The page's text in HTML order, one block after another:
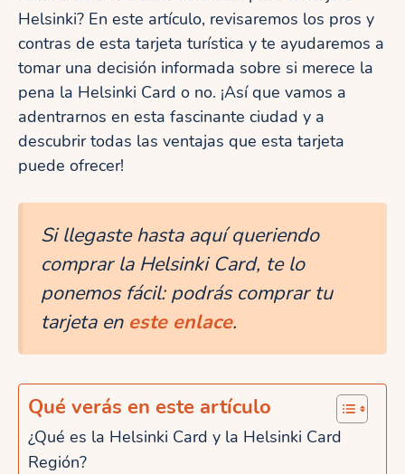
Helsinki? En este artículo, revisaremos los pros y
contras de esta tarjeta turística y te ayudaremos a
tomar una decisión informada sobre si merece la
pena la Helsinki Card o no. ¡Así que vamos a
adentrarnos en esta fascinante ciudad y a
descubrir todas las ventajas que esta tarjeta
puede ofrecer!
Si llegaste hasta aquí queriendo
comprar la Helsinki Card, te lo
ponemos fácil: podrás comprar tu
tarjeta en este enlace.
Qué verás en este artículo
¿Qué es la Helsinki Card y la Helsinki Card
Región?